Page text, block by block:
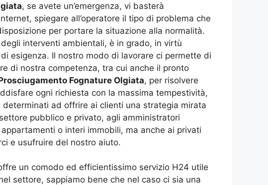
, se avete un’emergenza, vi basterà
spiegare all’operatore il tipo di problema che
per portare la situazione alla normalità.
interventi ambientali, è in grado, in virtù
esigenza. Il nostro modo di lavorare ci permette di
di nostra competenza, tra cui anche il pronto
Fognature Olgiata, per risolvere
ogni richiesta con la massima tempestività,
ad offrire ai clienti una strategia mirata
pubblico e privato, agli amministratori
o interi immobili, ma anche ai privati
e usufruire del nostro aiuto.
un comodo ed efficientissimo servizio H24 utile
settore, sappiamo bene che nel caso ci sia una